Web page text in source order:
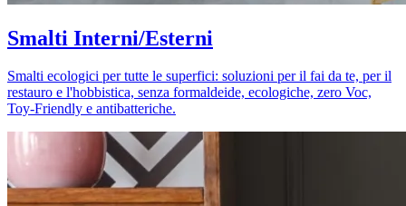
Smalti Interni/Esterni
Smalti ecologici per tutte le superfici: soluzioni per il fai da te, per il
restauro e l'hobbistica, senza formaldeide, ecologiche, zero Voc,
Toy-Friendly e antibatteriche.